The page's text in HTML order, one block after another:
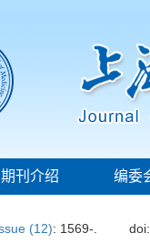
期刊介绍 编委
(12): 1569-. doi: